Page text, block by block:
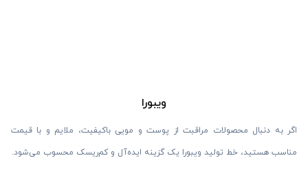
ویبورا
اگر به دنبال محصولات مراقبت از پوست و مویی باکیفیت، ملایم و با قیمت
مناسب هستید، خط تولید ویبورا یک گزینه ایده‌آل و کم‌ریسک محسوب می‌شود.